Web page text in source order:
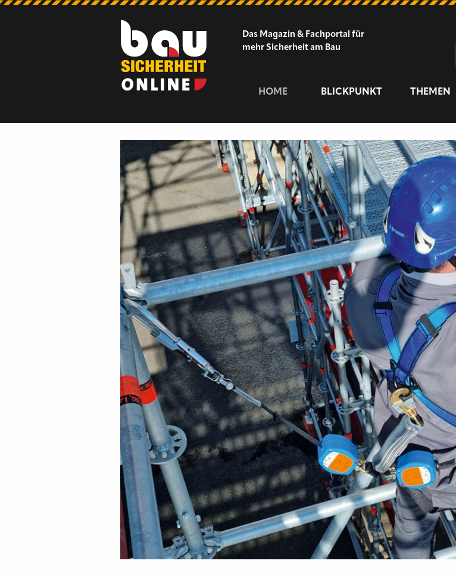
Das Magazin & Fachportal für
mehr Sicherheit am Bau
HOME BLICKPUNKT THEMEN